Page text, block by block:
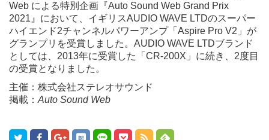
Web による特別企画『Auto Sound Web Grand Prix
2021』において、イギリスAUDIO WAVE LTDのスーパー
ハイエンド2チャンネルパワーアンプ「Aspire Pro V2」が
グランプリを受賞しました。AUDIO WAVE LTDブランド
としては、2013年に受賞した「CR-200X」に続き、2度目
の受賞となりました。
主催： 株式会社ステレオサウンド
掲載： Auto Sound Web